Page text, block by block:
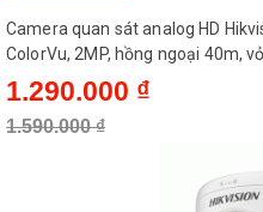
Camera quan sát analog HD
ColorVu, 2MP, hồng ngoại 40m,
sắc 24/7)
1.290.000 ₫
1.590.000 ₫